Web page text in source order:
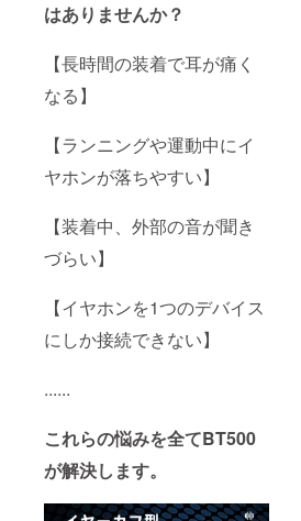
はありませんか？
【長時間の装着で耳が痛く
なる】
【ランニングや運動中にイ
ヤホンが落ちやすい】
【装着中、外部の音が聞き
づらい】
【イヤホンを1つのデバイス
にしか接続できない】
......
これらの悩みを全てBT500
が解決します。